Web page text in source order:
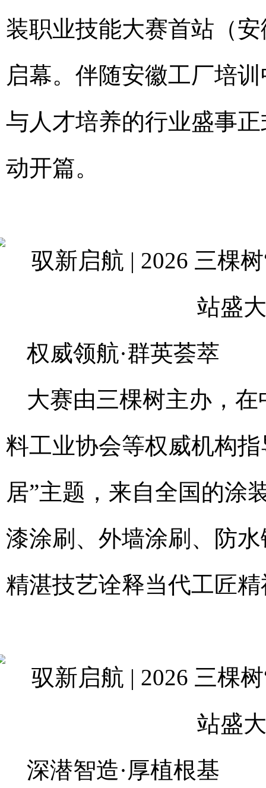
装职业技能大赛首站（
启幕。伴随安徽工厂培
与人才培养的行业盛事
动开篇。
权威领航·群英荟萃
大赛由三棵树主办，
料工业协会等权威机构
居”主题，来自全国的涂
漆涂刷、外墙涂刷、防
精湛技艺诠释当代工匠
深潜智造·厚植根基